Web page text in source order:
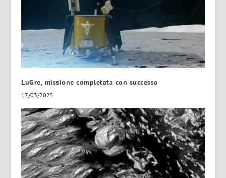
LuGre, missione completata con successo
17/03/2025